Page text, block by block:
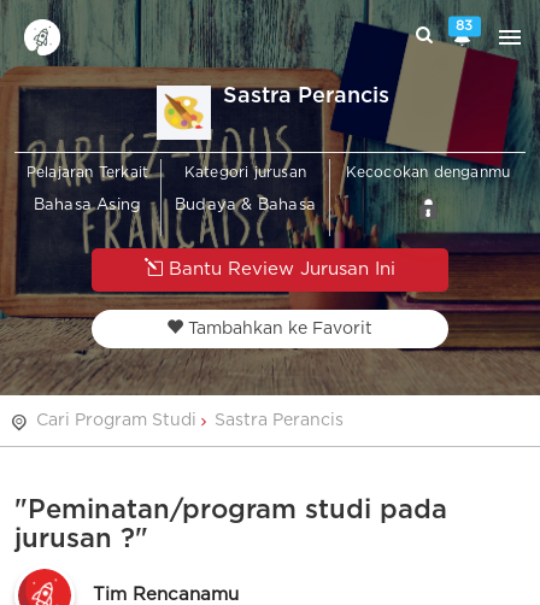
83
Sastra Perancis
Pelajaran Terkait
Bahasa Asing
Kategori jurusan
Budaya & Bahasa
Kecocokan denganmu
Bantu Review Jurusan Ini
Tambahkan ke Favorit
Cari Program Studi Sastra Perancis
"Peminatan/program studi pada
jurusan ?"
Tim Rencanamu